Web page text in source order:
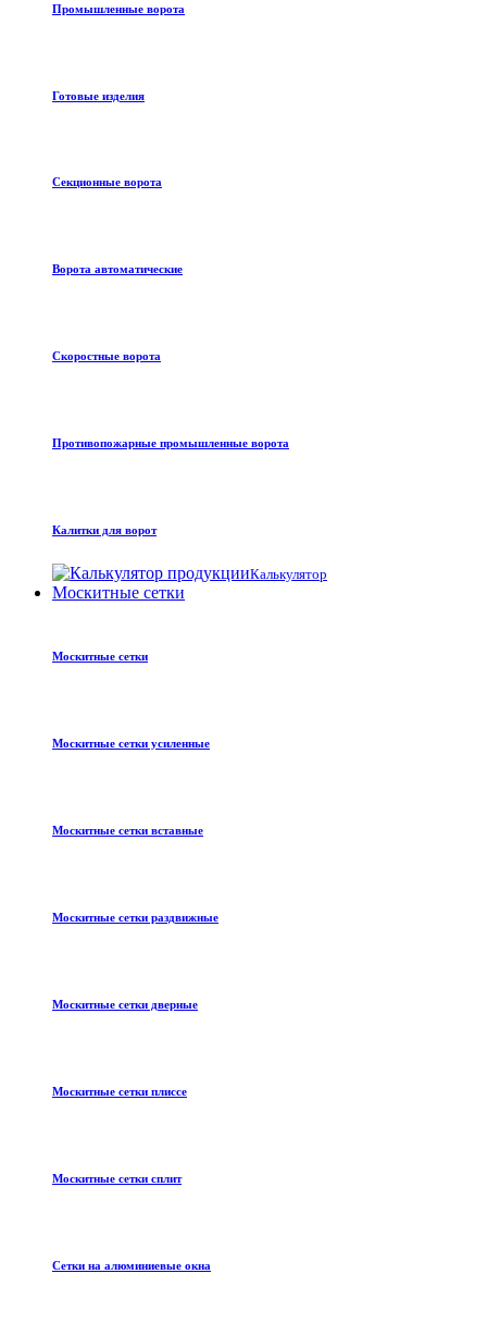
Промышленные ворота
Готовые изделия
Секционные ворота
Ворота автоматические
Скоростные ворота
Противопожарные промышленные ворота
Калитки для ворот
Калькулятор
Москитные сетки
Москитные сетки
Москитные сетки усиленные
Москитные сетки вставные
Москитные сетки раздвижные
Москитные сетки дверные
Москитные сетки плиссе
Москитные сетки сплит
Сетки на алюминиевые окна